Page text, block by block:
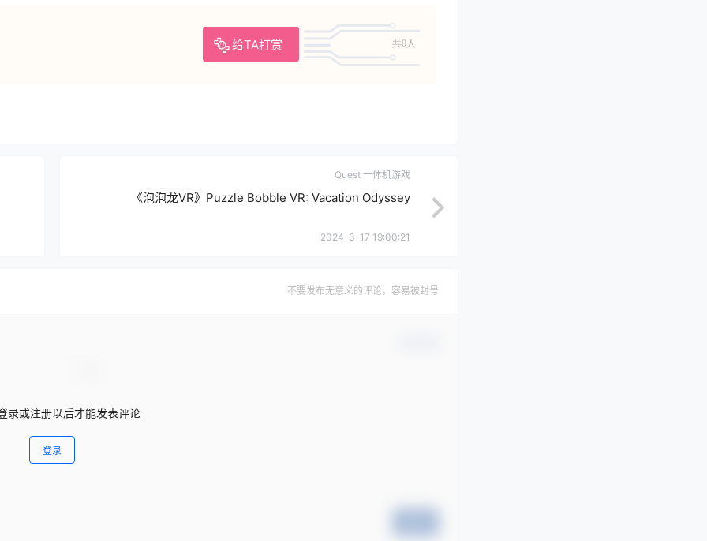
给TA打赏 共0人
Quest 一体机游戏
《泡泡龙VR》Puzzle Bobble VR: Vacation Odyssey
2024-3-17 19:00:21
不要发布无意义的评论，容易被封号
录或注册以后才能发表评论
登录